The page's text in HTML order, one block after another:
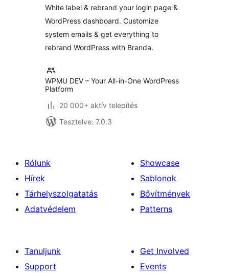
White label & rebrand your login page &
WordPress dashboard. Customize
system emails & get everything to
rebrand WordPress with Branda.
WPMU DEV – Your All-in-One WordPress
Platform
20 000+ aktív telepítés
Tesztelve: 7.0.3
Rólunk
Hírek
Tárhelyszolgatatás
Adatvédelem
Showcase
Sablonok
Bővítmények
Patterns
Tanuljunk
Support
Get Involved
Events